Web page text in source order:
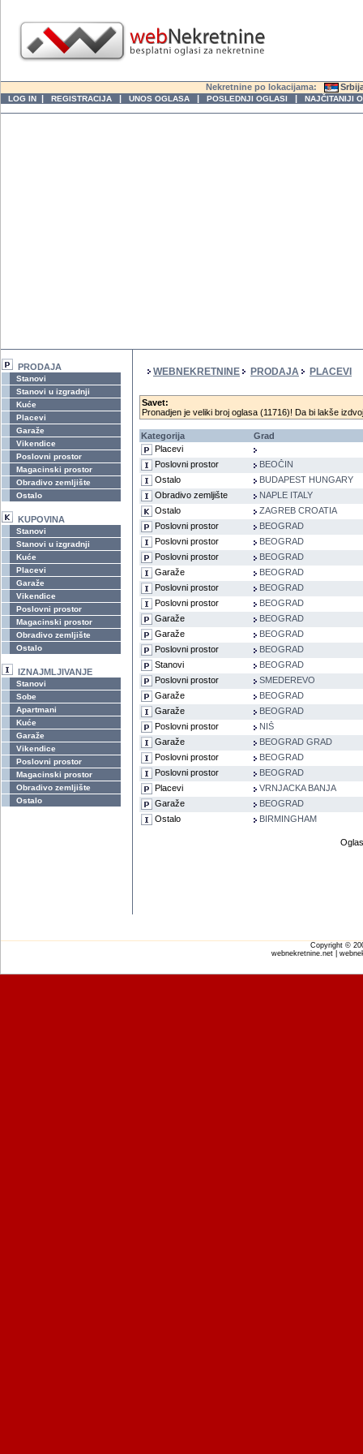
Nekretnine po lokacijama:
LOG IN | REGISTRACIJA | UNOS OGLASA | POSLEDNJI OGLASI | NAJČITANIJI
PRODAJA
Stanovi
Stanovi u izgradnji
Kuće
Placevi
Garaže
Vikendice
Poslovni prostor
Magacinski prostor
Obradivo zemljište
Ostalo
KUPOVINA
Stanovi
Stanovi u izgradnji
Kuće
Placevi
Garaže
Vikendice
Poslovni prostor
Magacinski prostor
Obradivo zemljište
Ostalo
IZNAJMLJIVANJE
Stanovi
Sobe
Apartmani
Kuće
Garaže
Vikendice
Poslovni prostor
Magacinski prostor
Obradivo zemljište
Ostalo
WEBNEKRETNINE PRODAJA PLACEVI
Savet:
Pronadjen je veliki broj oglasa (11716)! Da bi lakše
Kategorija
Grad
Placevi
Poslovni prostor
BEOČIN
Ostalo
BUDAPEST HUNGARY
Obradivo zemljište
NAPLE ITALY
Ostalo
ZAGREB CROATIA
Poslovni prostor
BEOGRAD
Poslovni prostor
BEOGRAD
Poslovni prostor
BEOGRAD
Garaže
BEOGRAD
Poslovni prostor
BEOGRAD
Poslovni prostor
BEOGRAD
Garaže
BEOGRAD
Garaže
BEOGRAD
Poslovni prostor
BEOGRAD
Stanovi
BEOGRAD
Poslovni prostor
SMEDEREVO
Garaže
BEOGRAD
Garaže
BEOGRAD
Poslovni prostor
NIŠ
Garaže
BEOGRAD GRAD
Poslovni prostor
BEOGRAD
Poslovni prostor
BEOGRAD
Placevi
VRNJACKA BANJA
Garaže
BEOGRAD
Ostalo
BIRMINGHAM
Copyright ©
webnekretnine.net |